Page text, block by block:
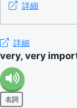
詳細
詳細
very, very
名詞